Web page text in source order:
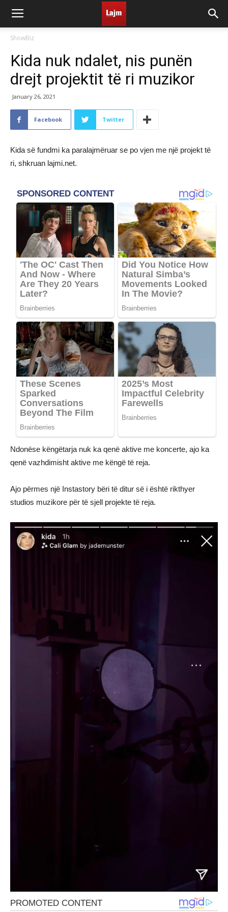
ShowBiz
Kida nuk ndalet, nis punën
drejt projektit të ri muzikor
January 26, 2021
Facebook Twitter
Kida së fundmi ka paralajmëruar se po vjen me një projekt të
ri, shkruan lajmi.net.
Ndonëse këngëtarja nuk ka qenë aktive me koncerte, ajo ka
qenë vazhdimisht aktive me këngë të reja.
Ajo përmes një Instastory bëri të ditur së i është rikthyer
studios muzikore për të sjell projekte të reja.